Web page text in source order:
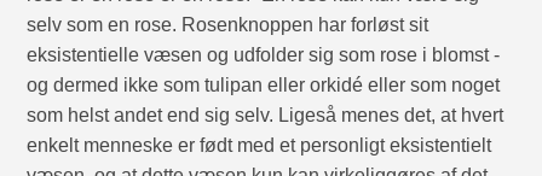
selv som en rose. Rosenknoppen har forløst sit
eksistentielle væsen og udfolder sig som rose i blomst -
og dermed ikke som tulipan eller orkidé eller som noget
som helst andet end sig selv. Ligeså menes det, at hvert
enkelt menneske er født med et personligt eksistentielt